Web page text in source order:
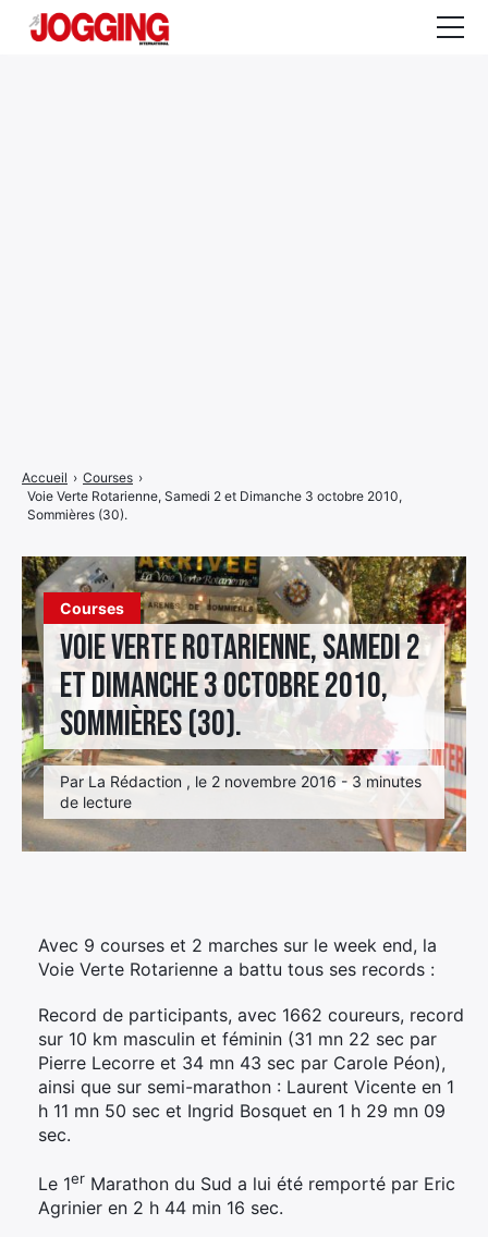
Courses
Voie Verte Rotarienne, Samedi 2
et Dimanche 3 octobre 2010,
Sommières (30).
Par La Rédaction , le 2 novembre 2016 - 3 minutes
de lecture
Accueil › Courses ›
Voie Verte Rotarienne, Samedi 2 et Dimanche 3 octobre 2010,
Sommières (30).
Avec 9 courses et 2 marches sur le week end, la
Voie Verte Rotarienne a battu tous ses records :
Record de participants, avec 1662 coureurs, record
sur 10 km masculin et féminin (31 mn 22 sec par
Pierre Lecorre et 34 mn 43 sec par Carole Péon),
ainsi que sur semi-marathon : Laurent Vicente en 1
h 11 mn 50 sec et Ingrid Bosquet en 1 h 29 mn 09
sec.
Le 1er Marathon du Sud a lui été remporté par Eric
Agrinier en 2 h 44 min 16 sec.
de
menude
menu
de
menu